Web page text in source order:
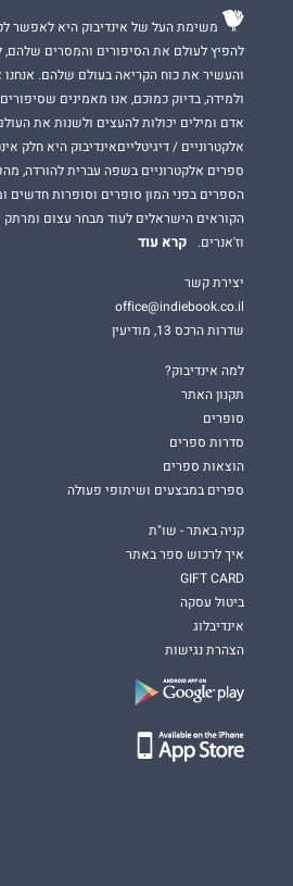
משימת העל של אינדיבוק היא לאפשר
להפיץ לעולם את הסיפורים והמסרים
והעשיר את כוח הקריאה בעולם שלהם. אנחנו
ולמידה, בדיוק כמוכם, אנו מאמינים
אדם ומילים יכולות להעצים ולשנות את
אלקטרוניים / דיגיטלייםאינדיבוק היא חלק
ספרים אלקטרוניים בשפה עברית להורדה,
הספרים בפני המון סופרים וסופרות
הקוראים הישראלים לעוד מבחר עצום
וז'אנרים.
קרא עוד
יצירת קשר
office@indiebook.co.il
שדרות הרכס 13, מודיעין
למה אינדיבוק?
תקנון האתר
סופרים
סדרות ספרים
הוצאות ספרים
ספרים במבצעים ושיתופי פעולה
קניה באתר - שו"ת
איך לרכוש ספר באתר
GIFT CARD
ביטול עסקה
אינדיבלוג
הצהרת נגישות